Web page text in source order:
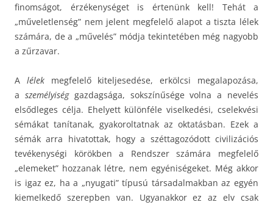
finomságot, érzékenységet is értenünk kell! Tehát a
„műveletlenség” nem jelent megfelelő alapot a tiszta lélek
számára, de a „művelés” módja tekintetében még nagyobb
a zűrzavar.
A lélekmegfelelő kiteljesedése, erkölcsi megalapozása,
a személyiséggazdagsága, sokszínűsége volna a nevelés
elsődleges célja. Ehelyett különféle viselkedési, cselekvési
sémákat tanítanak, gyakoroltatnak az oktatásban. Ezek a
sémák arra hivatottak, hogy a széttagozódott civilizációs
tevékenységi körökben a Rendszer számára megfelelő
„elemeket” hozzanak létre, nem egyéniségeket. Még akkor
is igaz ez, ha a „nyugati” típusú társadalmakban az egyén
kiemelkedő szerepben van. Ugyanakkor ez az elv csak